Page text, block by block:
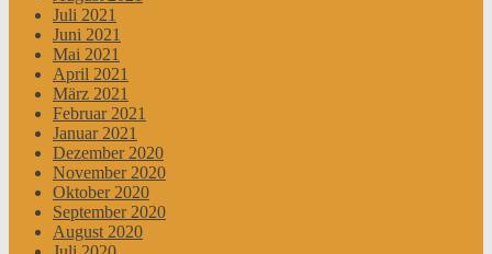
Juli 2021
Juni 2021
Mai 2021
April 2021
März 2021
Februar 2021
Januar 2021
Dezember 2020
November 2020
Oktober 2020
September 2020
August 2020